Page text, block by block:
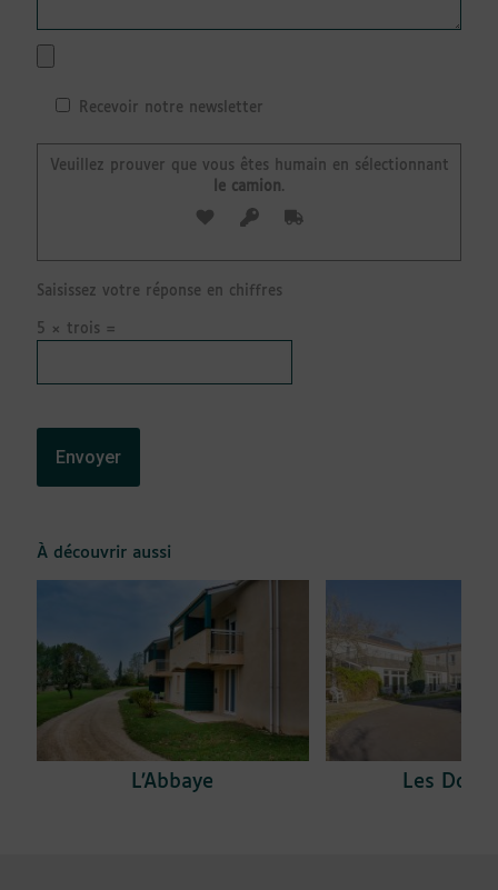
Recevoir notre newsletter
Veuillez prouver que vous êtes humain en sélectionnant
le camion.
Saisissez votre réponse en chiffres
5 × trois =
À découvrir aussi
L’Abbaye Les